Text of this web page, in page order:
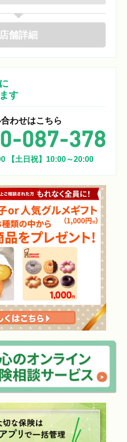
店舗詳細
す
わせはこちら
【土日祝】10:00～20:00